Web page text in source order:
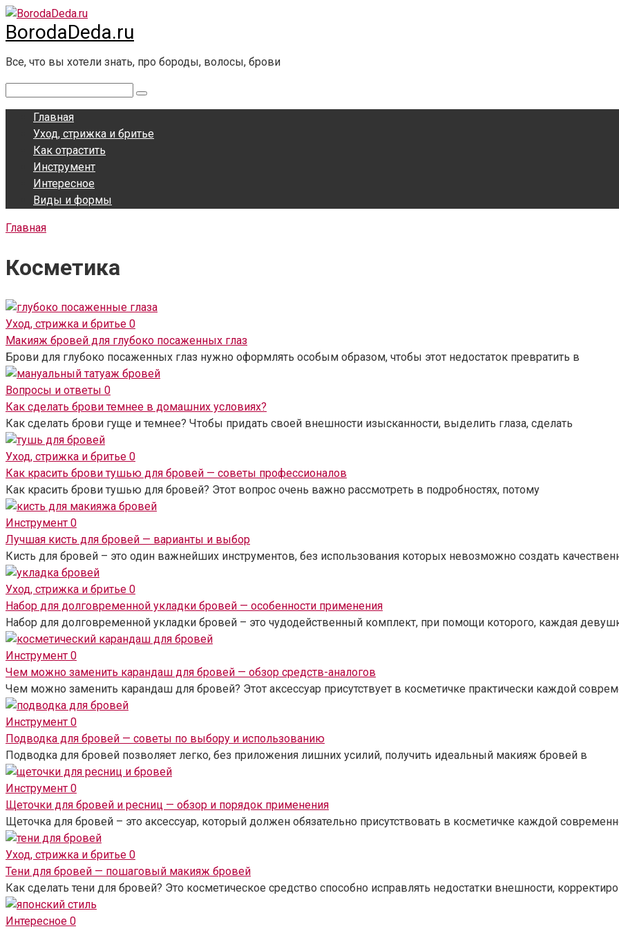
Перейти
к
контенту
BorodaDeda.ru
Все, что вы хотели знать, про бороды, волосы, брови
Главная
Уход, стрижка и бритье
Как отрастить
Инструмент
Интересное
Виды и формы
Главная
Косметика
Уход, стрижка и бритье 0
Макияж бровей для глубоко посаженных глаз
Брови для глубоко посаженных глаз нужно оформлять особым образом, чтобы этот недостаток превратить в
Вопросы и ответы 0
Как сделать брови темнее в домашних условиях?
Как сделать брови гуще и темнее? Чтобы придать своей внешности изысканности, выделить глаза, сделать
Уход, стрижка и бритье 0
Как красить брови тушью для бровей — советы профессионалов
Как красить брови тушью для бровей? Этот вопрос очень важно рассмотреть в подробностях, потому
Инструмент 0
Лучшая кисть для бровей — варианты и выбор
Кисть для бровей – это один важнейших инструментов, без использования которых невозможно создать
Уход, стрижка и бритье 0
Набор для долговременной укладки бровей — особенности применения
Набор для долговременной укладки бровей – это чудодейственный комплект, при помощи которого, каждая
Инструмент 0
Чем можно заменить карандаш для бровей — обзор средств-аналогов
Чем можно заменить карандаш для бровей? Этот аксессуар присутствует в косметичке практически каждой
Инструмент 0
Подводка для бровей — советы по выбору и использованию
Подводка для бровей позволяет легко, без приложения лишних усилий, получить идеальный макияж бровей в
Инструмент 0
Щеточки для бровей и ресниц — обзор и порядок применения
Щеточка для бровей – это аксессуар, который должен обязательно присутствовать в косметичке каждой
Уход, стрижка и бритье 0
Тени для бровей — пошаговый макияж бровей
Как сделать тени для бровей? Это косметическое средство способно исправлять недостатки внешности,
Интересное 0